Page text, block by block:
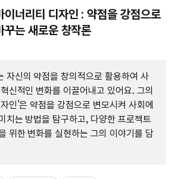
이너리티 디자인 : 약점을 강점으로
꾸는 새로운 창작론
자신의 약점을 창의적으로 활용하여 사
신적인 변화를 이끌어내고 있어요. 그의
인'은 약점을 강점으로 변모시켜 사회에
치는 방법을 탐구하고, 다양한 프로젝트
위한 변화를 실현하는 그의 이야기를 담